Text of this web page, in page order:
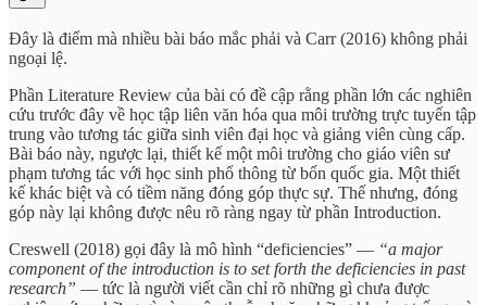
Đây là điểm mà nhiều bài báo mắc phải và Carr (2016) không phải
ngoại lệ.
Phần Literature Review của bài có đề cập rằng phần lớn các nghiên
cứu trước đây về học tập liên văn hóa qua môi trường trực tuyến tập
trung vào tương tác giữa sinh viên đại học và giảng viên cùng cấp.
Bài báo này, ngược lại, thiết kế một môi trường cho giáo viên sư
phạm tương tác với học sinh phổ thông từ bốn quốc gia. Một thiết
kế khác biệt và có tiềm năng đóng góp thực sự. Thế nhưng, đóng
góp này lại không được nêu rõ ràng ngay từ phần Introduction.
Creswell (2018) gọi đây là mô hình “deficiencies” — “a major
component of the introduction is to set forth the deficiencies in past
research” — tức là người viết cần chỉ rõ những gì chưa được